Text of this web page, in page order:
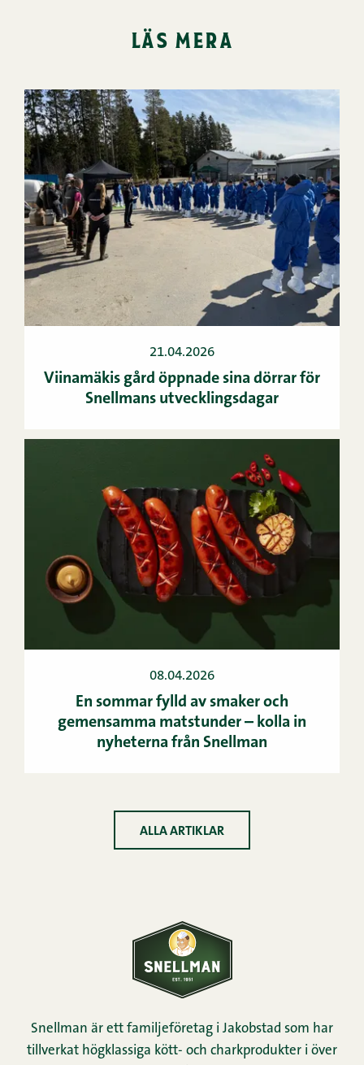
läs mera
21.04.2026
Viinamäkis gård öppnade sina dörrar för
Snellmans utvecklingsdagar
08.04.2026
En sommar fylld av smaker och
gemensamma matstunder – kolla in
nyheterna från Snellman
ALLA ARTIKLAR
Snellman är ett familjeföretag i Jakobstad som har
tillverkat högklassiga kött- och charkprodukter i över